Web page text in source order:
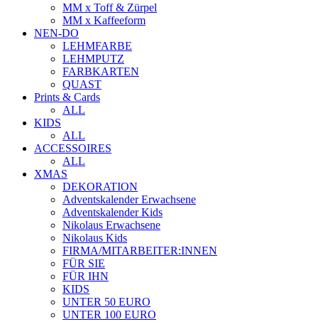
MM x Toff & Zürpel
MM x Kaffeeform
NEN-DO
LEHMFARBE
LEHMPUTZ
FARBKARTEN
QUAST
Prints & Cards
ALL
KIDS
ALL
ACCESSOIRES
ALL
XMAS
DEKORATION
Adventskalender Erwachsene
Adventskalender Kids
Nikolaus Erwachsene
Nikolaus Kids
FIRMA/MITARBEITER:INNEN
FÜR SIE
FÜR IHN
KIDS
UNTER 50 EURO
UNTER 100 EURO